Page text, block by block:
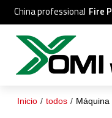
China professional Fire
Inicio / todos /